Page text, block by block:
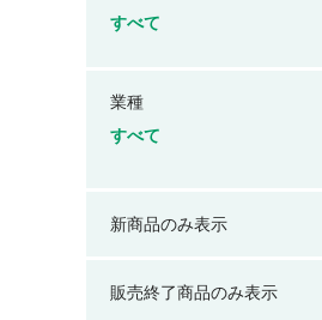
すべて
業種
すべて
新商品のみ表示
販売終了商品のみ表示